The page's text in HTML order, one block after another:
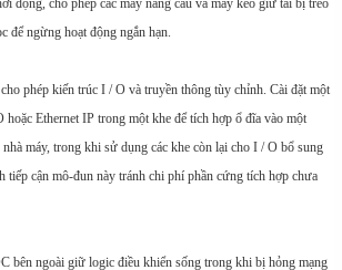
động, cho phép các máy nâng cẩu và máy kéo giữ tải bị treo
để ngừng hoạt động ngắn hạn.
phép kiến trúc I / O và truyền thông tùy chỉnh. Cài đặt một
Ethernet IP trong một khe để tích hợp ổ đĩa vào một
máy, trong khi sử dụng các khe còn lại cho I / O bổ sung
tiếp cận mô-đun này tránh chi phí phần cứng tích hợp chưa
bên ngoài giữ logic điều khiển sống trong khi bị hỏng mạng